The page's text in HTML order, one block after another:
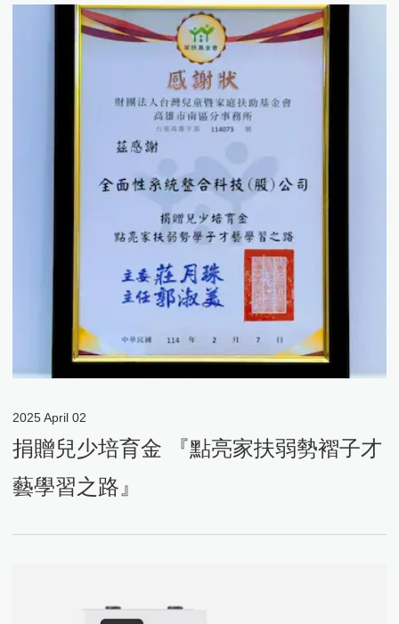
2025April 02
捐贈兒少培育金 『點亮家扶弱勢褶子才
藝學習之路』